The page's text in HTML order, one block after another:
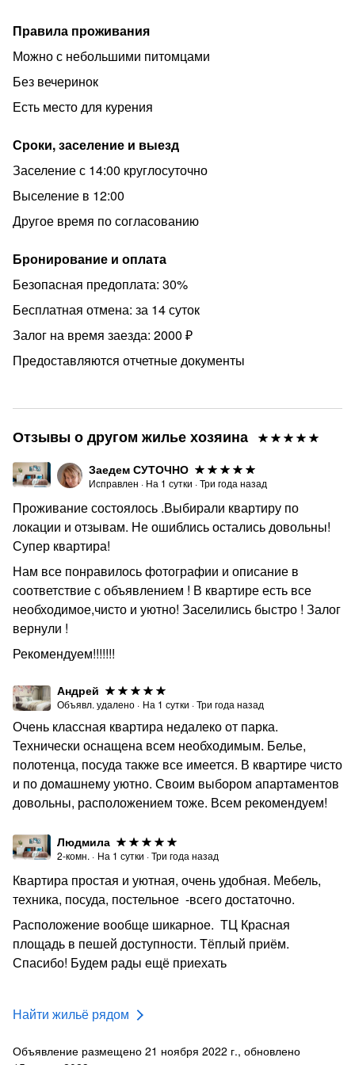
Выселение до 12:00
Заселение дистанционное самостоятельное
круглосуточно 24/7
Цена указана при проживании от 30 суток. Стоимость
выходные, праздничные дни, дни проведения
мероприятий, выставок, матчей повышенный спрос и
цена. Доп. место (3-4 место) оплачивается отдельно.
☀️При заселении необходимо иметь при себе документ
удостоверяющий личность.
Возвратный залог в размере 2000 рублей.
⚡Заключаем договор
⚡️Бронирование возможно по предоплате
⚡Отчетные документы предоставляются по
согласованию
дополнительную оплату
⚡ Заключаем договора с компаниями по размещению
сотрудников
❗Курение в апартаментах запрещено
❗Не подходит для мероприятий и вечеринок (при факте
выявления будем вынуждены досрочно выселять/
страховой залог при этом не возвращается)
❗ дом новый, возможно проведение строительных
работ в рамках закона
Просим уважать Вас тихие часы с 23:00-9:00
Бронируйте прямо сейчас!
Пишите/звоните
Ждем Вас в гости!
Всегда Вам рады
Правила проживания
Можно с небольшими питомцами
Без вечеринок
Есть место для курения
Сроки, заселение и выезд
Заселение с 14:00 круглосуточно
Выселение в 12:00
Другое время по согласованию
Бронирование и оплата
Безопасная предоплата: 30%
Бесплатная отмена: за 14 суток
Залог на время заезда: 2000 ₽
Предоставляются отчетные документы
Отзывы о другом жилье хозяина
Заедем СУТОЧНО
Исправлен · На 1 сутки ·Три года назад
Проживание состоялось .Выбирали квартиру по
локации и отзывам. Не ошиблись остались довольны!
Супер квартира!
Нам все понравилось фотографии и описание в
соответствие с объявлением ! В квартире есть все
необходимое,чисто и уютно! Заселились быстро ! Залог
вернули !
Рекомендуем!!!!!!!
Андрей
Объявл. удалено · На 1 сутки ·Три года назад
Очень классная квартира недалеко от парка.
Технически оснащена всем необходимым. Белье,
полотенца, посуда также все имеется. В квартире чисто
и по домашнему уютно. Своим выбором апартаментов
довольны, расположением тоже. Всем рекомендуем!
Людмила
2-комн. · На 1 сутки ·Три года назад
Квартира простая и уютная, очень удобная. Мебель,
техника, посуда, постельное -всего достаточно.
Расположение вообще шикарное. ТЦ Красная
площадь в пешей доступности. Тёплый приём.
Спасибо! Будем рады ещё приехать
Найти жильё рядом
Объявление размещено 21 ноября 2022 г., обновлено